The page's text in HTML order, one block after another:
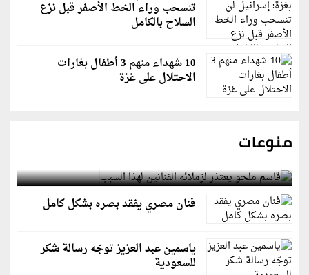
تنسحب وراء الخط الأصفر قبل نزع
السلاح بالكامل
10 شهداء منهم 3 أطفال بغارات
الاحتلال على غزة
منوعات
قاسم ملحو يعتذر لزملائه الفنانين لهذا السبب
فنان مصري يفقد بصره بشكل كامل
ياسمين عبد العزيز توجّه رسالة شكر
للسعودية